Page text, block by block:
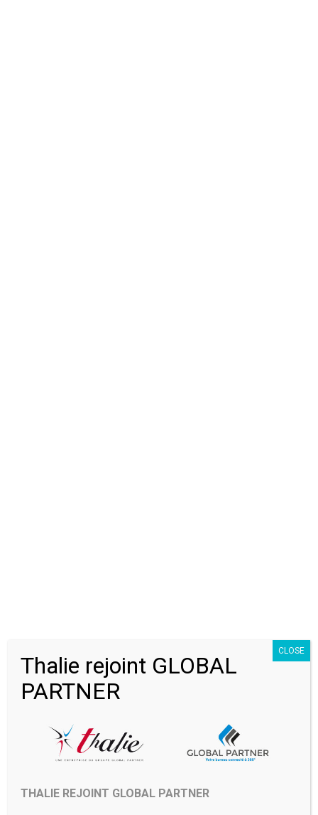
Les experts de Thalie disposent de toutes les compétences
pourinstaller et paramétrer vos produits informatiques
Des solutions simple pour répondre aux besoins des plus
standards aux plus spécifiques
L’informatique est devenue, pour toutes les entreprises et
Thalie rejoint GLOBAL
PARTNER
THALIE REJOINT GLOBAL PARTNER
CLOSE